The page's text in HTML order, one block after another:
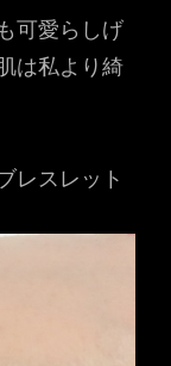
可愛らしげ
は私より綺
レスレット